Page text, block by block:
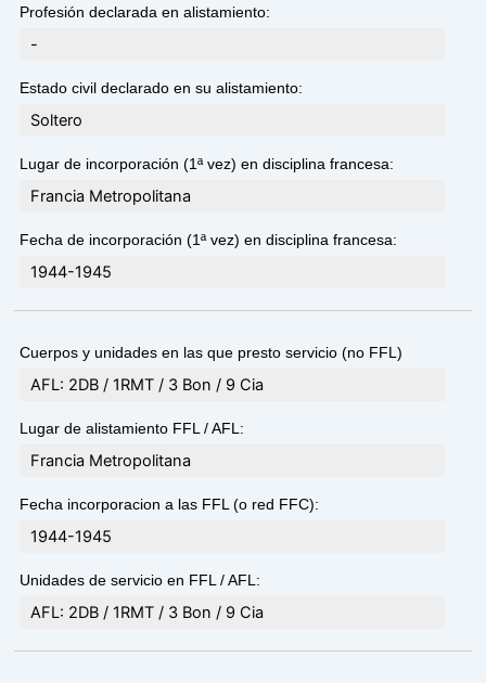
Profesión declarada en alistamiento:
-
Estado civil declarado en su alistamiento:
Soltero
Lugar de incorporación (1ª vez) en disciplina francesa:
Francia Metropolitana
Fecha de incorporación (1ª vez) en disciplina francesa:
1944-1945
Cuerpos y unidades en las que presto servicio (no FFL)
AFL: 2DB / 1RMT / 3 Bon / 9 Cia
Lugar de alistamiento FFL / AFL:
Francia Metropolitana
Fecha incorporacion a las FFL (o red FFC):
1944-1945
Unidades de servicio en FFL / AFL:
AFL: 2DB / 1RMT / 3 Bon / 9 Cia